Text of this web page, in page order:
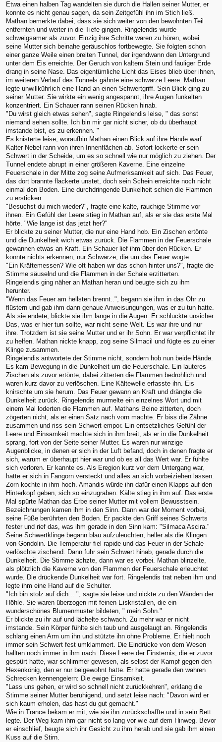
Etwa einen halben Tag wandelten sie durch die Hallen seiner Mutter, er
konnte es nicht genau sagen, da sein Zeitgefühl ihn im Stich ließ.
Mathan bemerkte dabei, dass sie sich weiter von den bewohnten Teil
entfernten und weiter in die Tiefe gingen. Ringelendis wurde
schweigsamer als zuvor. Einzig ihre Schritte waren zu hören, wobei
seine Mutter sich beinahe geräuschlos fortbewegte. Sie folgten schon
einer ganze Weile einen breiten Tunnel, der irgendwann den Untergrund
unter dem Eis erreichte. Der Geruch von kaltem Stein und fauliger Erde
drang in seine Nase. Das eigentümliche Licht das Eises blieb über ihnen,
im weiteren Verlauf des Tunnels gähnte eine schwarze Leere. Mathan
legte unwillkührlich eine Hand an einen Schwertgriff. Sein Blick ging zu
seiner Mutter. Sie wirkte ein wenig angespannt, ihre Augen funkelten
konzentriert. Ein Schauer rann seinen Rücken hinab.
"Du wirst gleich etwas sehen", sagte Ringelendis leise, " das sonst
niemand sehen sollte. Ich bin mir gar nicht sicher, ob du überhaupt
imstande bist, es zu erkennen. "
Es knisterte leise, woraufhin Mathan einen Blick auf ihre Hände warf.
Kalter Nebel rann von ihren Innenflächen ab. Sofort lockerte er sein
Schwert in der Scheide, um es so schnell wie nur möglich zu ziehen. Der
Tunnel endete abrupt in einer größeren Kaverne. Eine einzelne
Feuerschale in der Mitte zog seine Aufmerksamkeit auf sich. Das Feuer,
das dort brannte flackerte unstet, doch sein Schein erreichte noch nicht
einmal den Boden. Eine durchdringende Dunkelheit schien die Flammen
zu ersticken.
"Besuchst du mich wieder?", fragte eine kalte, rauchige Stimme vor
ihnen. Ein Gefühl der Leere stieg in Mathan auf, als er sie das erste Mal
hörte. "Wie lange ist das jetzt her?"
Er blickte zu seiner Mutter, die nur eine Hand hob. Ein Zischen ertönte
und die Dunkelheit wich etwas zurück. Die Flammen in der Feuerschale
gewannen etwas an Kraft. Ein Schauer lief ihm über den Rücken. Er
konnte nichts erkennen, nur Schwärze, die um das Feuer wogte.
"Ein Kräftemessen? Wie oft haben wir das schon hinter uns?", fragte die
Stimme säuselnd und die Flammen in der Schale erzitterten.
Ringelendis ging näher an Mathan heran und beugte sich zu ihm
herunter.
"Wenn das Feuer am hellsten brennt..", begann sie ihm in das Ohr zu
flüstern und gab ihm dann genaue Anweisungungen, was er zu tun hatte.
Als sie endete, blickte sie ihm lange in die Augen. Er schluckte unsicher.
Das, was er hier tun sollte, war nicht seine Welt. Es war ihre und nur
ihre. Trotzdem ist sie seine Mutter und er ihr Sohn. Er war verpflichtet ihr
zu helfen. Mathan nickte knapp, zog seine Silmacil und fügte es zu einer
Klinge zusammen.
Ringelendis antwortete der Stimme nicht, sondern hob nun beide Hände.
Es kam Bewegung in die Dunkelheit um die Feuerschale. Ein lauteres
Zischen als zuvor ertönte, dabei zitterten die Flammen bedrohlich und
waren kurz davor zu verlöschen. Eine Kältewelle erfasste ihn. Eis
knirschte um sie herum. Das Feuer gewann an Kraft und drängte die
Dunkelheit zurück. Ringelendis murmelte ein einzelnes Wort und mit
einem Mal loderten die Flammen auf. Mathans Beine zitterten, doch
zögerten nicht, als er einen Satz nach vorn machte. Er biss die Zähne
zusammen und riss sein Schwert empor. Ein entsetzliches Gefühl der
Leere und Einsamkeit machte sich in ihm breit, als er in die Dunkelheit
sprang, fort von der Seite seiner Mutter. Es waren nur winzige
Augenblicke, in denen er sich in der Luft befand, doch in denen fragte er
sich, warum er überhaupt hier war und ob es all das Wert war. Er fühlte
sich verloren. Er kannte es. Als Eregion kurz vor dem Untergang war,
hatte er sich in Fangorn versteckt und alles an sich vorbeiziehen lassen.
Zorn kochte in ihm hoch. Amandis würde ihn dafür einen Klapps auf den
Hinterkopf geben, sich so einzugraben. Kälte stieg in ihm auf. Das erste
Mal spürte Mathan das Erbe seiner Mutter mit vollem Bewusstsein.
Bezeichnungen kamen ihm in den Sinn. Dann war der Moment vorbei,
seine Füße berührten den Boden. Er packte den Griff seines Schwerts
fester und rief das, was ihm gerade in den Sinn kam: "Silmaca Ascira."
Seine Schwertklinge begann blau aufzuleuchten, heller als die Klingen
von Gondolin. Die Temperatur fiel rapide und das Feuer in der Schale
verlöschte zischend. Dann fuhr sein Schwert hinab, gerade durch die
Dunkelheit. Die Stimme ächzte, dann war es vorbei. Mathan blinzelte,
als plötzlich die Kaverne von den Flammen der Feuerschale erleuchtet
wurde. Die drückende Dunkelheit war fort. Ringelendis trat neben ihm und
legte ihm eine Hand auf die Schulter.
"Ich bin stolz auf dich... ", sagte sie leise und nickte zu den Wänden der
Höhle. Sie waren überzogen mit feinen Eiskristallen, die ein
wunderschönes Blumenmuster bildeten, " mein Sohn."
Er blickte zu ihr auf und lächelte schwach. Zu mehr war er nicht
imstande. Sein Körper fühlte sich taub und ausgelaugt an. Ringelendis
schlang einen Arm um ihn und stützte ihn ohne Probleme. Er hielt noch
immer sein Schwert fest umklammert. Die Eindrücke von dem Wesen
hallten noch immer in ihm nach. Diese Leere der Finsternis, die er zuvor
gespürt hatte, war schlimmer gewesen, als selbst der Kampf gegen den
Hexenkönig, den er nur beigewohnt hatte. Er hatte gerade den wahren
Schrecken kennengelern: Die ewige Einsamkeit.
"Lass uns gehen, er wird so schnell nicht zurückkehren", erklang die
Stimme seiner Mutter beruhigend, und setzt leise nach: "Davon wird er
sich kaum erholen, das hast du gut gemacht."
Wie in Trance bekam er mit, wie sie ihn zurückschaffte und in sein Bett
legte. Der Weg kam ihm gar nicht so lang vor wie auf dem Hinweg. Bevor
er einschlief, beugte sich ihr Gesicht zu ihm herab und sie gab ihm einen
Kuss auf die Stirn.